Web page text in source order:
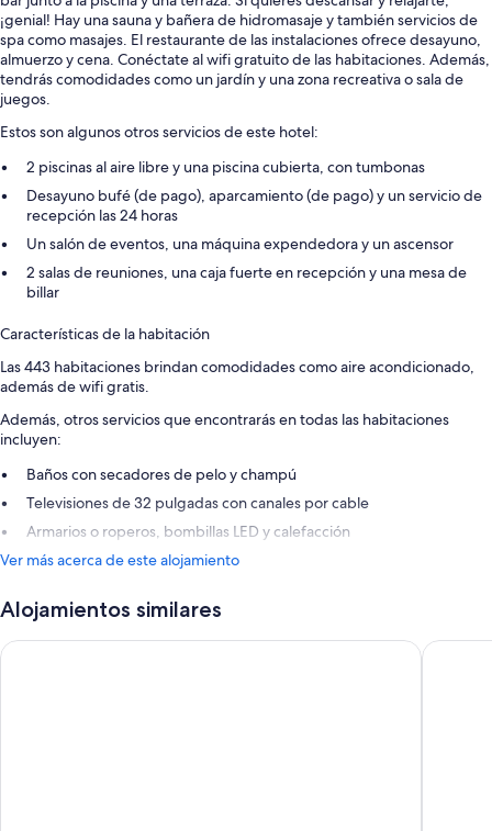
¡genial! Hay una sauna y bañera de hidromasaje y también servicios de
spa como masajes. El restaurante de las instalaciones ofrece desayuno,
almuerzo y cena. Conéctate al wifi gratuito de las habitaciones. Además,
tendrás comodidades como un jardín y una zona recreativa o sala de
juegos.
Estos son algunos otros servicios de este hotel:
2 piscinas al aire libre y una piscina cubierta, con tumbonas
Desayuno bufé (de pago), aparcamiento (de pago) y un servicio de
recepción las 24 horas
Un salón de eventos, una máquina expendedora y un ascensor
2 salas de reuniones, una caja fuerte en recepción y una mesa de
billar
Características de la habitación
Las 443 habitaciones brindan comodidades como aire acondicionado,
además de wifi gratis.
Además, otros servicios que encontrarás en todas las habitaciones
incluyen:
Baños con secadores de pelo y champú
Televisiones de 32 pulgadas con canales por cable
Armarios o roperos, bombillas LED y calefacción
Ver más acerca de este alojamiento
Alojamientos similares
Ona Palmira Paguera